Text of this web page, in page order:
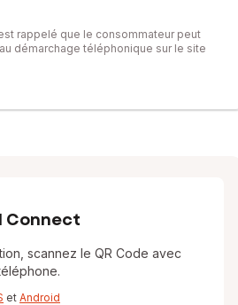
rappelé que le consommateur peut
démarchage téléphonique sur le site
Connect
scannez le QR Code avec
et Android